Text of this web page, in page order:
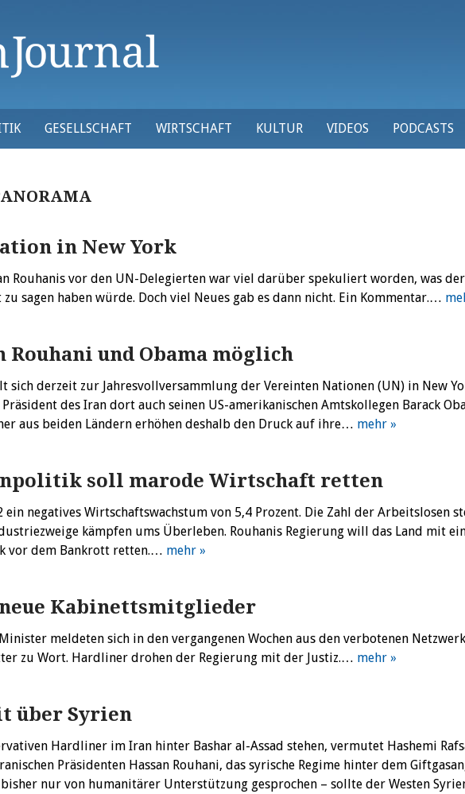
GESELLSCHAFT WIRTSCHAFT KULTUR VIDEOS PODCASTS
in New York
Rouhanis vor den UN-Delegierten war viel darüber spekuliert worden, was der
sagen haben würde. Doch viel Neues gab es dann nicht. Ein Kommentar.…
Rouhani und Obama möglich
sich derzeit zur Jahresvollversammlung der Vereinten Nationen (UN) in New
des Iran dort auch seinen US-amerikanischen Amtskollegen Barack
aus beiden Ländern erhöhen deshalb den Druck auf ihre… mehr »
soll marode Wirtschaft retten
ein negatives Wirtschaftswachstum von 5,4 Prozent. Die Zahl der Arbeitslosen
kämpfen ums Überleben. Rouhanis Regierung will das Land mit
vor dem Bankrott retten.… mehr »
neue Kabinettsmitglieder
meldeten sich in den vergangenen Wochen aus den verbotenen
zu Wort. Hardliner drohen der Regierung mit der Justiz.… mehr »
über Syrien
Hardliner im Iran hinter Bashar al-Assad stehen, vermutet Hashemi
Präsidenten Hassan Rouhani, das syrische Regime hinter dem
nur von humanitärer Unterstützung gesprochen – sollte der Westen